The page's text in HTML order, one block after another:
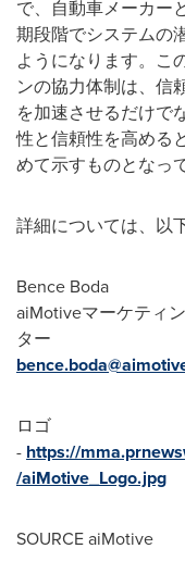
で、自動車メーカー
期段階でシステムの
ようになります。こ
ンの協力体制は、信
を加速させるだけで
性と信頼性を高める
めて示すものとなっ
詳細については、以
Bence Boda
aiMotiveマーケティ
ター
ロゴ
- https://
/aiMotive_Logo.jpg
SOURCE aiMotive